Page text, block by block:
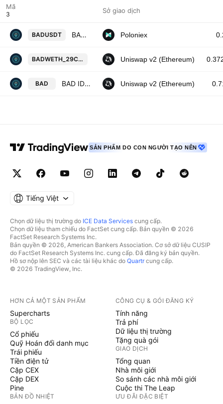
Mã Sở giao dịch
BADUSDT BAD IDEA AI / Tether USD Poloniex
BADWETH_29C830 BAD IDEA AI / Wrapped Ether on
Uniswap v2 (Ethereum)
BAD BAD IDEA AI / WETH Uniswap v2 (Ethereum)
SẢN PHẨM DO CON NGƯỜI TẠO NÊN
Tiếng Việt
Chọn dữ liệu thị trường do ICE Data Services cung cấp.
Chọn dữ liệu tham chiếu do FactSet cung cấp. Bản quyền © 2026
FactSet Research Systems Inc.
Bản quyền © 2026, American Bankers Association. Cơ sở dữ liệu CUSIP
do FactSet Research Systems Inc. cung cấp. Đã đăng ký bản quyền.
Hồ sơ nộp lên SEC và các tài liệu khác do Quartrcung cấp.
© 2026 TradingView, Inc.
HƠN CẢ MỘT SẢN PHẨM
Supercharts
BỘ LỌC
Cổ phiếu
Quỹ Hoán đổi danh mục
Trái phiếu
Tiền điện tử
Cặp CEX
Cặp DEX
Pine
BẢN ĐỒ NHIỆT
CÔNG CỤ & GÓI ĐĂNG KÝ
Tính năng
Trả phí
Dữ liệu thị trường
Tặng quà gói
GIAO DỊCH
Tổng quan
Nhà môi giới
So sánh các nhà môi giới
Cuộc thi The Leap
ƯU ĐÃI ĐẶC BIỆT